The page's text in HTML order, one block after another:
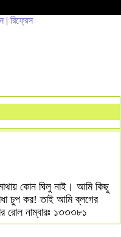
| রিফ্রেস
কোন ঘিলু নাই। আমি কিছু
চুপ কর! তাই আমি ব্লগের
রোল নাম্বারঃ ১৩৩৩৮১